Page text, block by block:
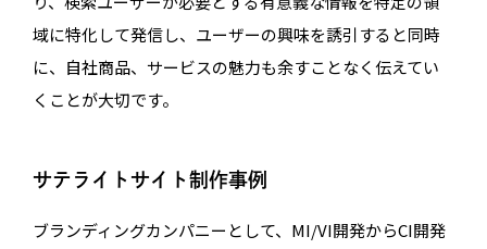
域に特化して発信し、ユーザーの興味を誘引すると同時
に、自社商品、サービスの魅力も余すことなく伝えてい
くことが大切です。
サテライトサイト制作事例
ブランディングカンパニーとして、MI/VI開発からCI開発